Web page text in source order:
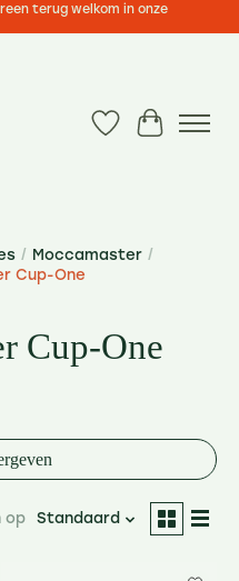
terug welkom in onze
Verlanglijst
/ Moccamaster /
Cup-One
Cup-One
op Standaard